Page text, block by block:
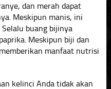
dan merah dapat
Meskipun manis, ini
buang bijinya
Meskipun biji dan
manfaat nutrisi
kelinci Anda tidak akan